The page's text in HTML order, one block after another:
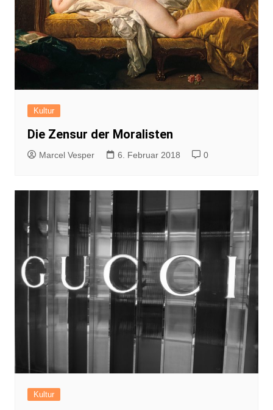
Kultur
Die Zensur der Moralisten
Marcel Vesper 6. Februar 2018 0
Kultur